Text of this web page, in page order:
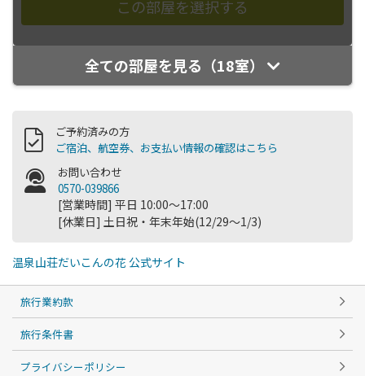
全ての部屋を見る（18室）
ご予約済みの方
ご宿泊、航空券、お支払い情報の確認はこちら
お問い合わせ
0570-039866
[営業時間] 平日 10:00～17:00
[休業日] 土日祝・年末年始(12/29～1/3)
温泉山荘だいこんの花 公式サイト
旅行業約款
旅行条件書
プライバシーポリシー